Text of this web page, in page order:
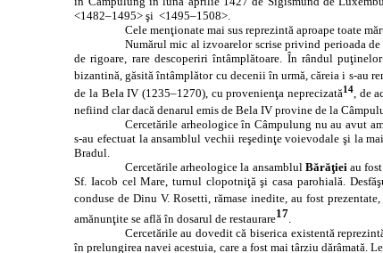
<1482–1495> şi <1495–1508>.
Cele menţionate mai sus reprezintă aproape toate
Numărul mic al izvoarelor scrise privind perioada
de rigoare, rare descoperiri întâmplătoare. În rândul
bizantină, găsită întâmplător cu decenii în urmă, căreia i s‑au
de la Bela IV (1235–1270), cu provenienţa neprecizată14, de
nefiind clar dacă denarul emis de Bela IV provine de la
Cercetările arheologice în Câmpulung nu au avut
s‑au efectuat la ansamblul vechii reşedinţe voievodale şi la
Bradul.
Cercetările arheologice la ansamblul Bărăţieiau
Sf. Iacob cel Mare, turnul clopotniţă şi casa parohială.
conduse de Dinu V. Rosetti, rămase inedite, au fost
amănunţite se află în dosarul de restaurare17.
Cercetările au dovedit că biserica existentă
în prelungirea navei acestuia, care a fost mai târziu